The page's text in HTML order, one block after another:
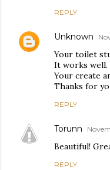
REPLY
Unknown
Your toilet
It works well.
Your create
Thanks for
REPLY
Torunn
Beautiful!
REPLY